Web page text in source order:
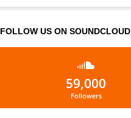
FOLLOW US ON SOUNDCLOUD
59,000
Followers